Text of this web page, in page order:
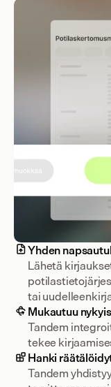
Yhden
Lähetä
tai
Mukautuu
Tandem
tekee
Hanki
Tandem